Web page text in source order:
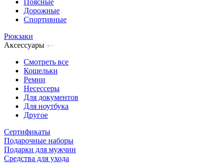
Поясные
Дорожные
Спортивные
Рюкзаки
Аксессуары
Смотреть все
Кошельки
Ремни
Несессеры
Для документов
Для ноутбука
Другое
Сертификаты
Подарочные наборы
Подарки для мужчин
Средства для ухода